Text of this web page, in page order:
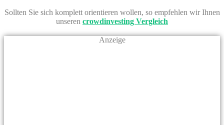
Sollten Sie sich komplett orientieren wollen, so empfehlen wir Ihnen
unseren crowdinvesting Vergleich
Anzeige